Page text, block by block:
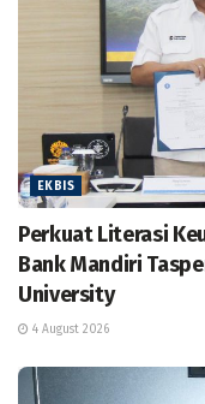
EKBIS
Perkuat Literasi
Bank Mandiri
University
4 August 2026